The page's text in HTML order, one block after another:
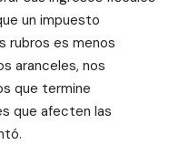
un impuesto
rubros es menos
aranceles, nos
que termine
que afecten las